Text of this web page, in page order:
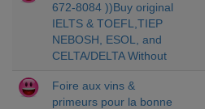
672-8084 ))Buy original
IELTS & TOEFL,TIEP
NEBOSH, ESOL, and
CELTA/DELTA Without
Foire aux vins &
primeurs pour la bonne